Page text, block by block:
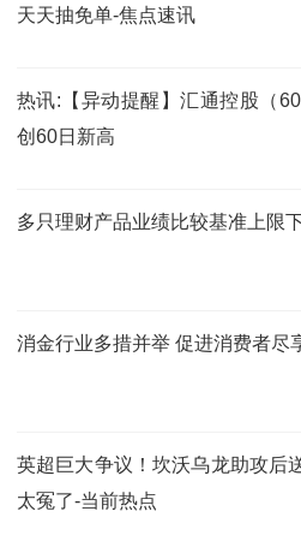
天天抽免单-焦点速讯
热讯:【异动提醒】汇通控股（
创60日新高
多只理财产品业绩比较基准上限
消金行业多措并举 促进消费者尽
英超巨大争议！坎沃乌龙助攻后
太冤了-当前热点